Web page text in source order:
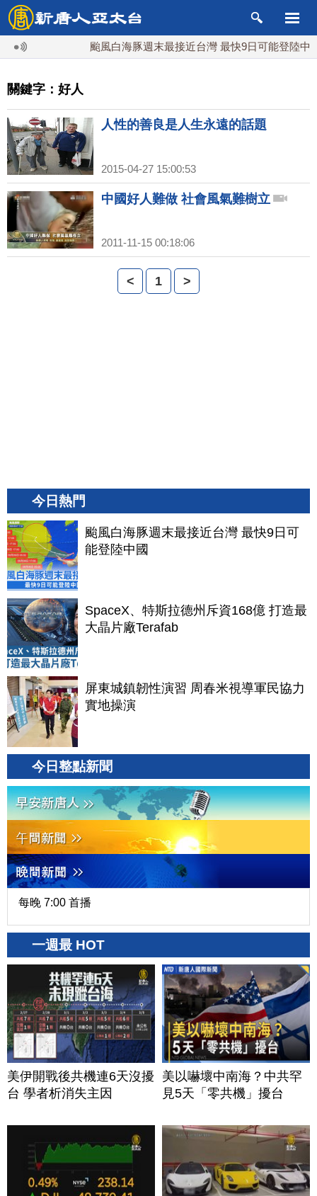
颱風白海豚週末最接近台灣 最快9日可能登陸中國
關鍵字：好人
人性的善良是人生永遠的話題
2015-04-27 15:00:53
中國好人難做 社會風氣難樹立
2011-11-15 00:18:06
< 1 >
今日熱門
颱風白海豚週末最接近台灣 最快9日可
能登陸中國
SpaceX、特斯拉德州斥資168億 打造最
大晶片廠Terafab
屏東城鎮韌性演習 周春米視導軍民協力
實地操演
今日整點新聞
每晚 7:00 首播
一週最 HOT
美伊開戰後共機連6天沒擾
台 學者析消失主因
美以嚇壞中南海？中共罕
見5天「零共機」擾台